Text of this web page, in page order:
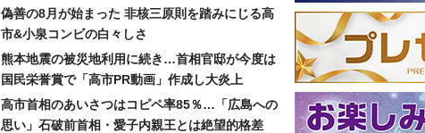
偽善の8月が始まった 非核三原則を踏みにじる高
市&小泉コンビの白々しさ
熊本地震の被災地利用に続き…首相官邸が今度は
国民栄誉賞で「高市PR動画」作成し大炎上
高市首相のあいさつはコピペ率85％…「広島への
思い」石破前首相・愛子内親王とは絶望的格差